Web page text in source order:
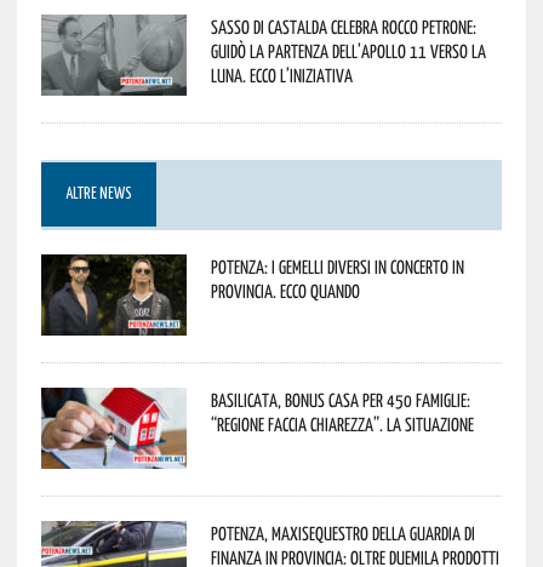
Sasso di Castalda celebra Rocco Petrone:
guidò la partenza dell’Apollo 11 verso la
Luna. Ecco l’iniziativa
ALTRE NEWS
Potenza: i Gemelli DiVersi in concerto in
provincia. Ecco quando
Basilicata, Bonus casa per 450 famiglie:
“Regione faccia chiarezza”. La situazione
Potenza, maxisequestro della Guardia di
Finanza in provincia: oltre duemila prodotti